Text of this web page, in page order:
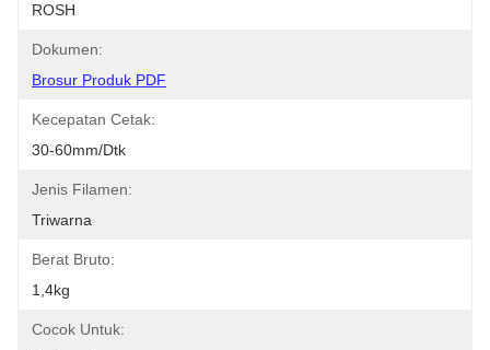
ROSH
Dokumen:
Brosur Produk PDF
Kecepatan Cetak:
30-60mm/dtk
Jenis Filamen:
Triwarna
Berat Bruto:
1,4kg
Cocok Untuk: